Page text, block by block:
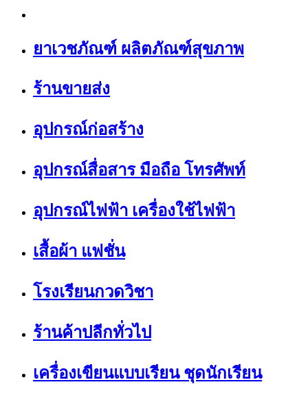
ยาเวชภัณฑ์ ผลิตภัณฑ์สุขภาพ
ร้านขายส่ง
อุปกรณ์ก่อสร้าง
อุปกรณ์สื่อสาร มือถือ โทรศัพท์
อุปกรณ์ไฟฟ้า เครื่องใช้ไฟฟ้า
เสื้อผ้า แฟชั่น
โรงเรียนกวดวิชา
ร้านค้าปลีกทั่วไป
เครื่องเขียนแบบเรียน ชุดนักเรียน